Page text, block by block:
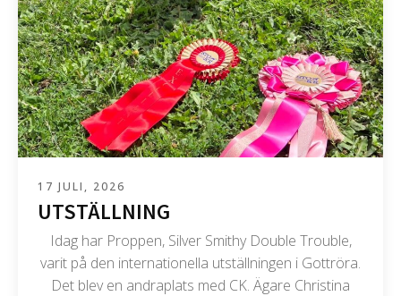
17 JULI, 2026
UTSTÄLLNING
Idag har Proppen, Silver Smithy Double Trouble,
varit på den internationella utställningen i Gottröra.
Det blev en andraplats med CK. Ägare Christina